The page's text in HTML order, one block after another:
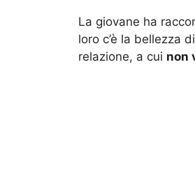
La giovane ha
loro c’è la bellezza di
relazione, a cui non